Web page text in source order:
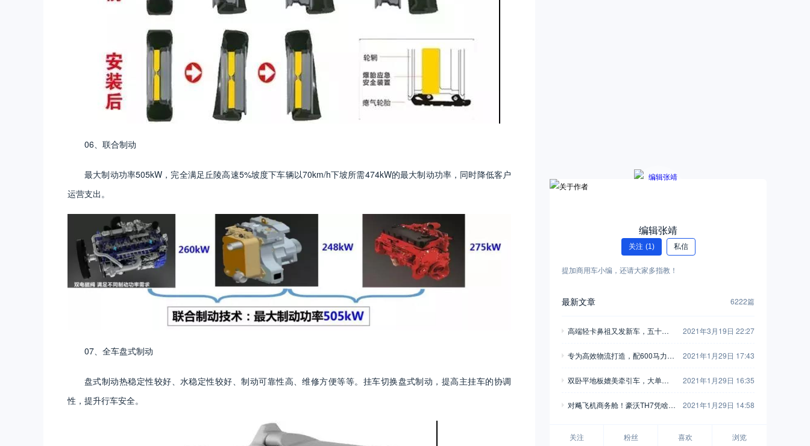
06、联合制动
最大制动功率505kW，完全满足丘陵高速5%坡度下车辆以70km/h下坡所需474kW的最大制动功率，同时降低客户
运营支出。
07、全车盘式制动
盘式制动热稳定性较好、水稳定性较好、制动可靠性高、维修方便等等。挂车切换盘式制动，提高主挂车的协调
性，提升行车安全。
编辑张靖
关注 (1) 私信
提加商用车小编，还请大家多指教！
最新文章 6222篇
高端轻卡鼻祖又发新车，五十铃
别错过
2021年3月19日 22:27
专为高效物流打造，配600马力玉
版牵引车
2021年1月29日 17:43
双卧平地板媲美牵引车，大单桥7
2021年1月29日 16:35
对飚飞机商务舱！豪沃TH7凭啥开
2021年1月29日 14:58
关注 粉丝 喜欢 浏览